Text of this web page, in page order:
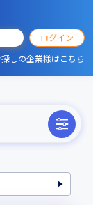
ログイン
しの企業様はこちら